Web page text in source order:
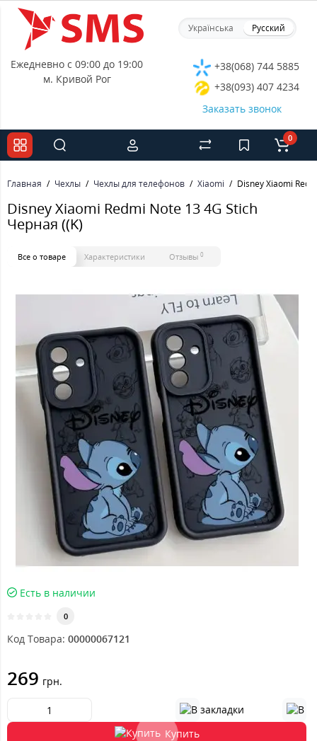
Українська Русский
Ежедневно с 09:00 до 19:00
м. Кривой Рог
+38(068) 744 5885
+38(093) 407 4234
Заказать звонок
0
Главная Чехлы Чехлы для телефонов Xiaomi Disney Xiaomi
Disney Xiaomi Redmi Note 13 4G Stich
Черная ((K)
Все о товаре Характеристики Отзывы 0
Есть в наличии
0
Код Товара: 00000067121
269 грн.
Купить